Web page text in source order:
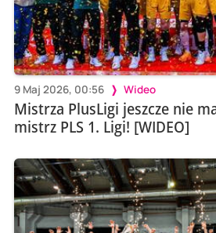
9 Maj 2026, 00:56 Wideo
Mistrza PlusLigi jeszcze nie
mistrz PLS 1. Ligi! [WIDEO]